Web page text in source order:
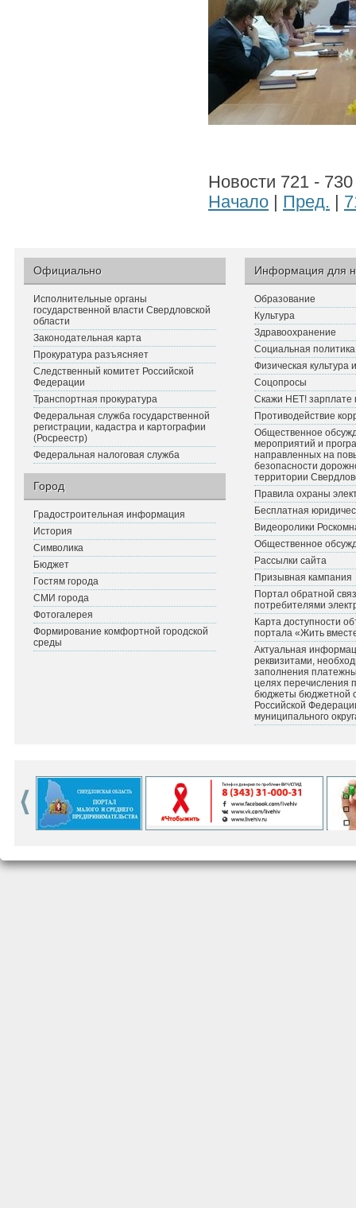
Новости 721 -
Начало
Пред.
Официально
Исполнительные органы
государственной власти Свердловской
области
Законодательная карта
Прокуратура разъясняет
Следственный комитет Российской
Федерации
Транспортная прокуратура
Федеральная служба государственной
регистрации, кадастра и картографии
(Росреестр)
Федеральная налоговая служба
Город
Градостроительная информация
История
Символика
Бюджет
Гостям города
СМИ города
Фотогалерея
Формирование комфортной городской
среды
Информация для
Образование
Культура
Здравоохранение
Социальная политика
Физическая культура
Соцопросы
Скажи НЕТ! зарплате
Противодействие
Общественное
мероприятий и
направленных на
безопасности
территории
Правила охраны
Бесплатная
Видеоролики
Общественное
Рассылки сайта
Призывная кампания
Портал обратной
потребителями
Карта доступности
портала «Жить
Актуальная
реквизитами,
заполнения
целях перечисления
бюджеты бюджетной
Российской
муниципального